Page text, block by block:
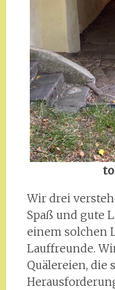
Wir drei
Spaß und gute
einem solchen
Lauffreunde.
Quälereien, die